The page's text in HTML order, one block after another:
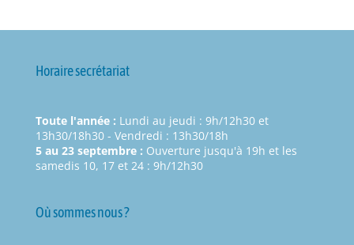
Horaire secrétariat
Toute l'année : Lundi au jeudi : 9h/12h30 et
13h30/18h30 - Vendredi : 13h30/18h
5 au 23 septembre : Ouverture jusqu'à 19h et les
samedis 10, 17 et 24 : 9h/12h30
Où sommes nous ?